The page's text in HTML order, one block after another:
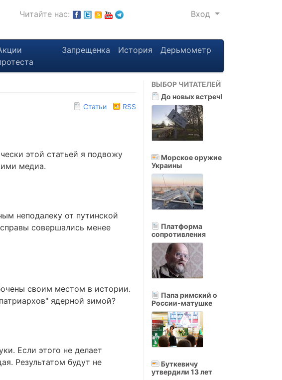
Читайте нас: Вход
Запрещенка История Дерьмометр
Статьи RSS
этой статьей я подвожу
медиа.
неподалеку от путинской
совершались менее
своим местом в истории.
ядерной зимой?
Если этого не делает
Результатом будут не
ВЫБОР ЧИТАТЕЛЕЙ
До новых встреч!
Морское оружие
Украины
Платформа
сопротивления
Папа римский о
России-матушке
Буткевичу
утвердили 13 лет